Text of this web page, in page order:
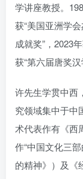
学讲座教授。
获“美国亚洲学
成就奖”，2023
获“第六届唐奖汉
许先生学贯中西
究领域集中于中
术代表作有《西
作“中国文化三
的精神》）及《